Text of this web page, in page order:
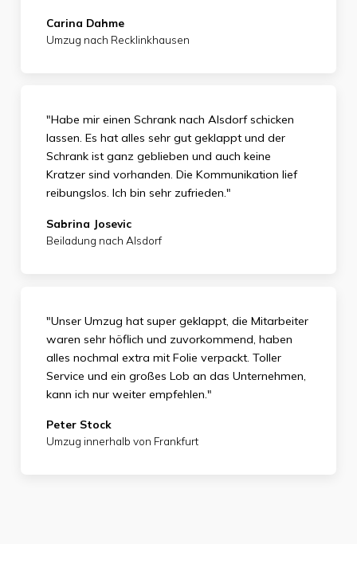
Carina Dahme
Umzug nach Recklinkhausen
"Habe mir einen Schrank nach Alsdorf schicken
lassen. Es hat alles sehr gut geklappt und der
Schrank ist ganz geblieben und auch keine
Kratzer sind vorhanden. Die Kommunikation lief
reibungslos. Ich bin sehr zufrieden."
Sabrina Josevic
Beiladung nach Alsdorf
"Unser Umzug hat super geklappt, die Mitarbeiter
waren sehr höflich und zuvorkommend, haben
alles nochmal extra mit Folie verpackt. Toller
Service und ein großes Lob an das Unternehmen,
kann ich nur weiter empfehlen."
Peter Stock
Umzug innerhalb von Frankfurt